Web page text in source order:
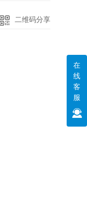
二维码分享
在
线
客
服